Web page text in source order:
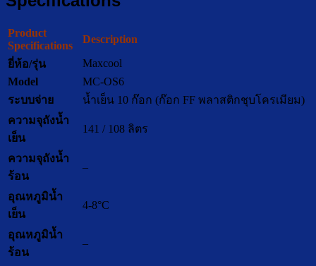
Product
Specifications
Description
ยี่ห้อ/รุ่น
Maxcool
Model
MC-OS6
ระบบจ่าย
น้ำเย็น 10 ก๊อก (ก๊อก FF พลาสติกชุบโครเมียม)
ความจุถังน้ำ
เย็น
141 / 108 ลิตร
ความจุถังน้ำ
ร้อน
–
อุณหภูมิน้ำ
เย็น
4-8°C
อุณหภูมิน้ำ
ร้อน
–